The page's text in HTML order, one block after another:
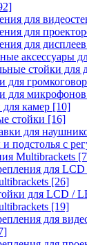
для
для
для
аксессуары
стойки для
для
для микрофонов
камер [10]
стойки [16]
для
подстолья с
Multibrackets
для
[26]
для LCD /
[19]
для